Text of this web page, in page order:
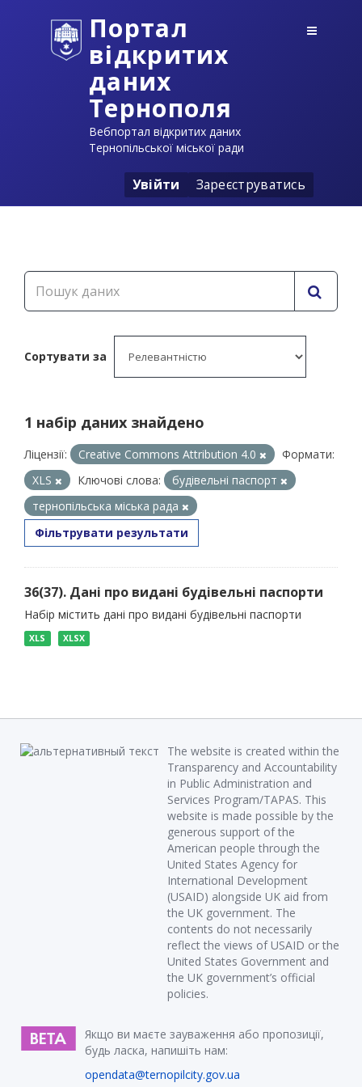
Портал
відкритих
даних
Тернополя
Вебпортал відкритих даних
Тернопільської міської ради
Увійти Зареєструватись
Сортувати за
1 набір даних знайдено
Ліцензії: Creative Commons Attribution 4.0
Формати:
XLS
Ключові слова:
будівельні паспорт
тернопільська міська рада
Фільтрувати результати
36(37). Дані про видані будівельні паспорти
Набір містить дані про видані будівельні паспорти
XLS XLSX
The website is created within the
Transparency and Accountability
in Public Administration and
Services Program/TAPAS. This
website is made possible by the
generous support of the
American people through the
United States Agency for
International Development
(USAID) alongside UK aid from
the UK government. The
contents do not necessarily
reflect the views of USAID or the
United States Government and
the UK government’s official
policies.
Якщо ви маєте зауваження або пропозиції,
будь ласка, напишіть нам:
opendata@ternopilcity.gov.ua